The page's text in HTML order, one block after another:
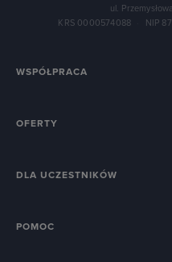
ul.
KRS 0000574088
NIP
WSPÓŁPRACA
OFERTY
DLA UCZESTNIKÓW
POMOC